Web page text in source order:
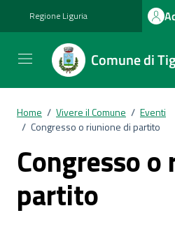
Regione Liguria
Comune di
Home / Vivere il Comune / Eventi
/ Congresso o riunione di partito
Congresso
partito